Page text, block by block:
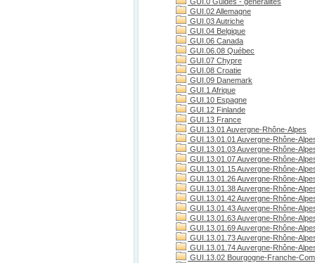
GUI.02 Allemagne
GUI.03 Autriche
GUI.04 Belgique
GUI.06 Canada
GUI.06.08 Québec
GUI.07 Chypre
GUI.08 Croatie
GUI.09 Danemark
GUI.1 Afrique
GUI.10 Espagne
GUI.12 Finlande
GUI.13 France
GUI.13.01 Auvergne-Rhône-Alpes
GUI.13.01.01 Auvergne-Rhône-
GUI.13.01.03 Auvergne-Rhône-
GUI.13.01.07 Auvergne-Rhône-
GUI.13.01.15 Auvergne-Rhône-
GUI.13.01.26 Auvergne-Rhône-
GUI.13.01.38 Auvergne-Rhône-
GUI.13.01.42 Auvergne-Rhône-
GUI.13.01.43 Auvergne-Rhône-
GUI.13.01.63 Auvergne-Rhône-
GUI.13.01.69 Auvergne-Rhône-
GUI.13.01.73 Auvergne-Rhône-
GUI.13.01.74 Auvergne-Rhône-
GUI.13.02 Bourgogne-Franche-